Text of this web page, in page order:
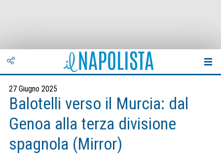
27 Giugno 2025
Balotelli verso il Murcia: dal
Genoa alla terza divisione
spagnola (Mirror)